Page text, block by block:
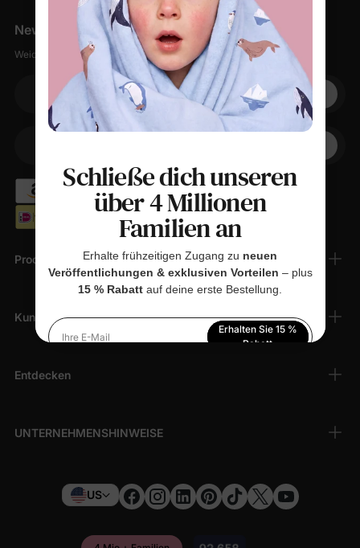
Produkte
Kundendienst
Entdecken
UNTERNEHMENSHINWEISE
Newsletter
Weiche Sachen, kleine Rabatte, null Spam.
Ihre E-Mail
US
Schließe dich unseren
über 4 Millionen
Familien an
Erhalte frühzeitigen Zugang zu neuen
Veröffentlichungen & exklusiven Vorteilen – plus
15 % Rabatt auf deine erste Bestellung.
Ihre E-Mail
Erhalten Sie 15 %
Rabatt